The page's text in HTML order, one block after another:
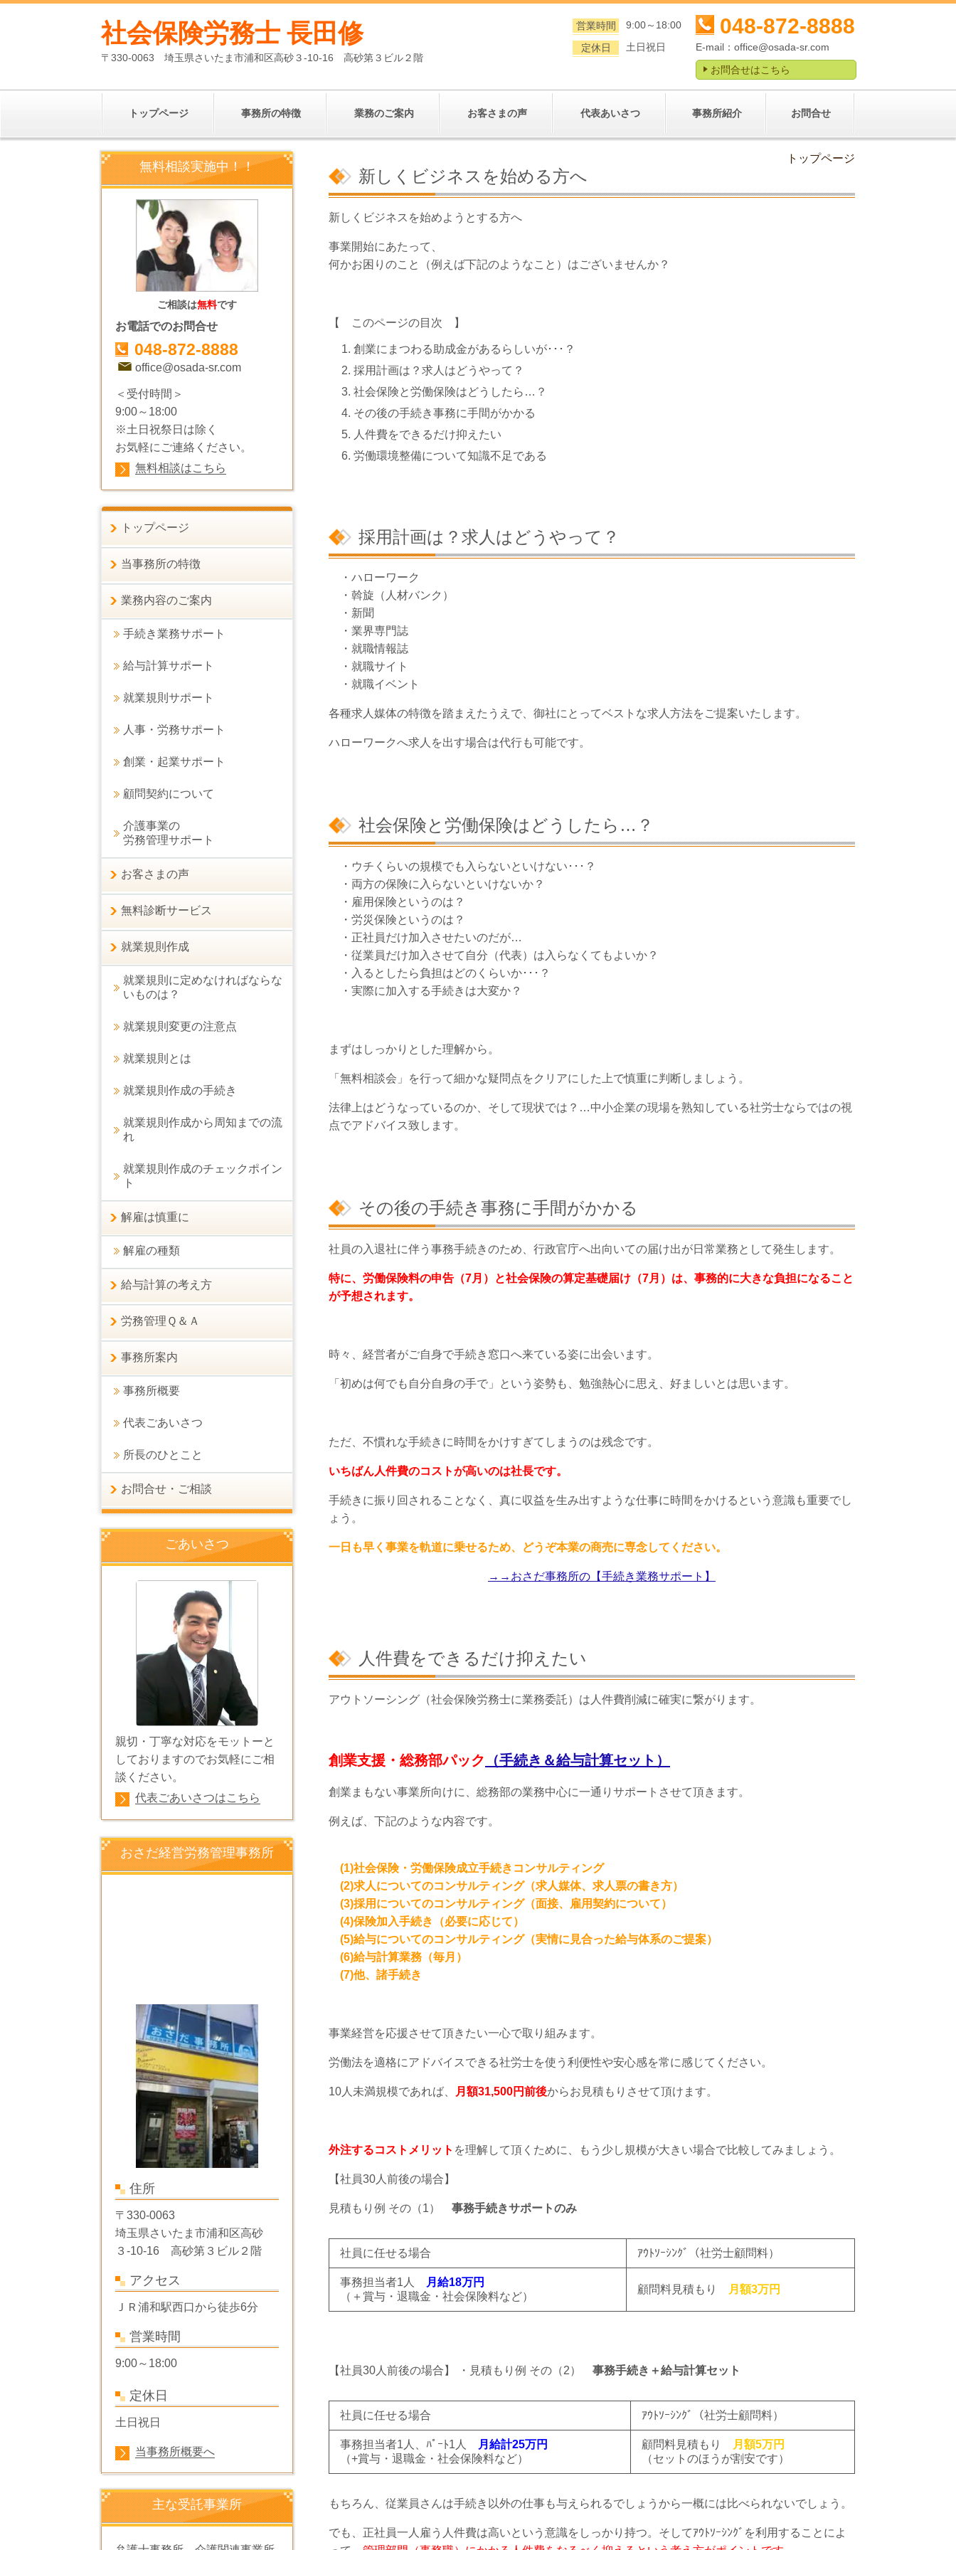
社会保険労務士 長田修
〒330-0063 埼玉県さいたま市浦和区高砂３-10-16 高砂第３ビル２階
営業時間
9:00～18:00
定休日
土日祝日
048-872-8888
E-mail： office@osada-sr.com
お問合せはこちら
トップページ 事務所の特徴 業務のご案内 お客さまの声 代表あいさつ 事務所紹介 お問合せ
トップページ
新しくビジネスを始める方へ
新しくビジネスを始めようとする方へ
事業開始にあたって、
何かお困りのこと（例えば下記のようなこと）はございませんか？
【 このページの目次 】
創業にまつわる助成金があるらしいが･･･？
採用計画は？求人はどうやって？
社会保険と労働保険はどうしたら…？
その後の手続き事務に手間がかかる
人件費をできるだけ抑えたい
労働環境整備について知識不足である
採用計画は？求人はどうやって？
・ハローワーク
・斡旋（人材バンク）
・新聞
・業界専門誌
・就職情報誌
・就職サイト
・就職イベント
各種求人媒体の特徴を踏まえたうえで、御社にとってベストな求人方法をご提案いたします。
ハローワークへ求人を出す場合は代行も可能です。
社会保険と労働保険はどうしたら…？
・ウチくらいの規模でも入らないといけない･･･？
・両方の保険に入らないといけないか？
・雇用保険というのは？
・労災保険というのは？
・正社員だけ加入させたいのだが…
・従業員だけ加入させて自分（代表）は入らなくてもよいか？
・入るとしたら負担はどのくらいか･･･？
・実際に加入する手続きは大変か？
まずはしっかりとした理解から。
「無料相談会」を行って細かな疑問点をクリアにした上で慎重に判断しましょう。
法律上はどうなっているのか、そして現状では？…中小企業の現場を熟知している社労士ならではの視
点でアドバイス致します。
その後の手続き事務に手間がかかる
社員の入退社に伴う事務手続きのため、行政官庁へ出向いての届け出が日常業務として発生します。
特に、労働保険料の申告（7月）と社会保険の算定基礎届け（7月）は、事務的に大きな負担になること
が予想されます。
時々、経営者がご自身で手続き窓口へ来ている姿に出会います。
「初めは何でも自分自身の手で」という姿勢も、勉強熱心に思え、好ましいとは思います。
ただ、不慣れな手続きに時間をかけすぎてしまうのは残念です。
いちばん人件費のコストが高いのは社長です。
手続きに振り回されることなく、真に収益を生み出すような仕事に時間をかけるという意識も重要でし
ょう。
一日も早く事業を軌道に乗せるため、どうぞ本業の商売に専念してください。
→→おさだ事務所の【手続き業務サポート】
人件費をできるだけ抑えたい
アウトソーシング（社会保険労務士に業務委託）は人件費削減に確実に繋がります。
創業支援・総務部パック （手続き＆給与計算セット）
創業まもない事業所向けに、総務部の業務中心に一通りサポートさせて頂きます。
例えば、下記のような内容です。
(1)社会保険・労働保険成立手続きコンサルティング
(2)求人についてのコンサルティング（求人媒体、求人票の書き方）
(3)採用についてのコンサルティング（面接、雇用契約について）
(4)保険加入手続き（必要に応じて）
(5)給与についてのコンサルティング（実情に見合った給与体系のご提案）
(6)給与計算業務（毎月）
(7)他、諸手続き
事業経営を応援させて頂きたい一心で取り組みます。
労働法を適格にアドバイスできる社労士を使う利便性や安心感を常に感じてください。
10人未満規模であれば、 月額31,500円前後からお見積もりさせて頂けます。
外注するコストメリット を理解して頂くために、もう少し規模が大きい場合で比較してみましょう。
【社員30人前後の場合】
見積もり例 その（1） 事務手続きサポートのみ
社員に任せる場合 ｱｳﾄｿｰｼﾝｸﾞ（社労士顧問料）
事務担当者1人
月給18万円
（＋賞与・退職金・社会保険料など）
顧問料見積もり 月額3万円
【社員30人前後の場合】 ・見積もり例 その（2） 事務手続き＋給与計算セット
社員に任せる場合 ｱｳﾄｿｰｼﾝｸﾞ（社労士顧問料）
事務担当者1人、ﾊﾟｰﾄ1人
月給計25万円
（+賞与・退職金・社会保険料など）
顧問料見積もり
月額5万円
（セットのほうが割安です）
もちろん、従業員さんは手続き以外の仕事も与えられるでしょうから一概には比べられないでしょう。
でも、正社員一人雇う人件費は高いという意識をしっかり持つ。そしてｱｳﾄｿｰｼﾝｸﾞを利用することによ
無料相談実施中！！
ご相談は無料です
お電話でのお問合せ
048-872-8888
office@osada-sr.com
＜受付時間＞
9:00～18:00
※土日祝祭日は除く
お気軽にご連絡ください。
無料相談はこちら
トップページ
当事務所の特徴
業務内容のご案内
手続き業務サポート
給与計算サポート
就業規則サポート
人事・労務サポート
創業・起業サポート
顧問契約について
介護事業の
労務管理サポート
お客さまの声
無料診断サービス
就業規則作成
就業規則に定めなければならな
いものは？
就業規則変更の注意点
就業規則とは
就業規則作成の手続き
就業規則作成から周知までの流
れ
就業規則作成のチェックポイン
ト
解雇は慎重に
解雇の種類
給与計算の考え方
労務管理Ｑ＆Ａ
事務所案内
事務所概要
代表ごあいさつ
所長のひとこと
お問合せ・ご相談
ごあいさつ
親切・丁寧な対応をモットーと
しておりますのでお気軽にご相
談ください。
代表ごあいさつはこちら
おさだ経営労務管理事務所
住所
〒330-0063
埼玉県さいたま市浦和区高砂
３-10-16 高砂第３ビル２階
アクセス
ＪＲ浦和駅西口から徒歩6分
営業時間
9:00～18:00
定休日
土日祝日
当事務所概要へ
主な受託事業所